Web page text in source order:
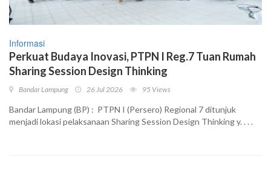
Informasi
Perkuat Budaya Inovasi, PTPN I Reg.7 Tuan Rumah
Sharing Session Design Thinking
Bandar Lampung 26 Jul 2026 95 Views
Bandar Lampung (BP) : PTPN I (Persero) Regional 7 ditunjuk
menjadi lokasi pelaksanaan Sharing Session Design Thinking y. . . .